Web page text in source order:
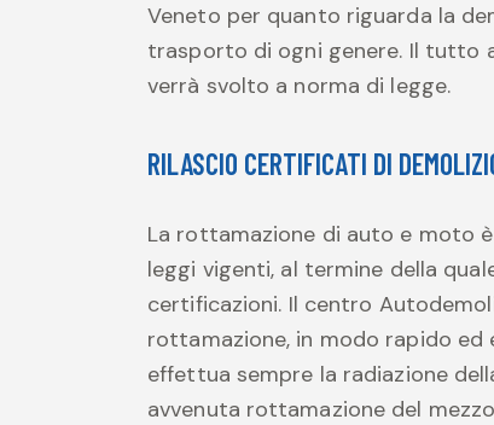
Veneto per quanto riguarda la
trasporto di ogni genere. Il tutto
verrà svolto a norma di legge.
RILASCIO CERTIFICATI DI
La rottamazione di auto e moto
leggi vigenti, al termine della
certificazioni. Il centro
rottamazione, in modo rapido ed
effettua sempre la radiazione
avvenuta rottamazione del